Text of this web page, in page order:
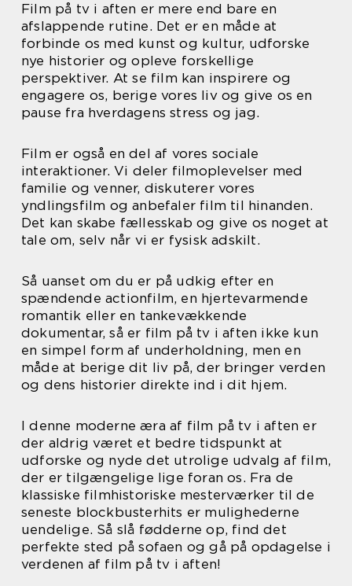
Film på tv i aften er mere end bare en
afslappende rutine. Det er en måde at
forbinde os med kunst og kultur, udforske
nye historier og opleve forskellige
perspektiver. At se film kan inspirere og
engagere os, berige vores liv og give os en
pause fra hverdagens stress og jag.
Film er også en del af vores sociale
interaktioner. Vi deler filmoplevelser med
familie og venner, diskuterer vores
yndlingsfilm og anbefaler film til hinanden.
Det kan skabe fællesskab og give os noget at
tale om, selv når vi er fysisk adskilt.
Så uanset om du er på udkig efter en
spændende actionfilm, en hjertevarmende
romantik eller en tankevækkende
dokumentar, så er film på tv i aften ikke kun
en simpel form af underholdning, men en
måde at berige dit liv på, der bringer verden
og dens historier direkte ind i dit hjem.
I denne moderne æra af film på tv i aften er
der aldrig været et bedre tidspunkt at
udforske og nyde det utrolige udvalg af film,
der er tilgængelige lige foran os. Fra de
klassiske filmhistoriske mesterværker til de
seneste blockbusterhits er mulighederne
uendelige. Så slå fødderne op, find det
perfekte sted på sofaen og gå på opdagelse i
verdenen af film på tv i aften!